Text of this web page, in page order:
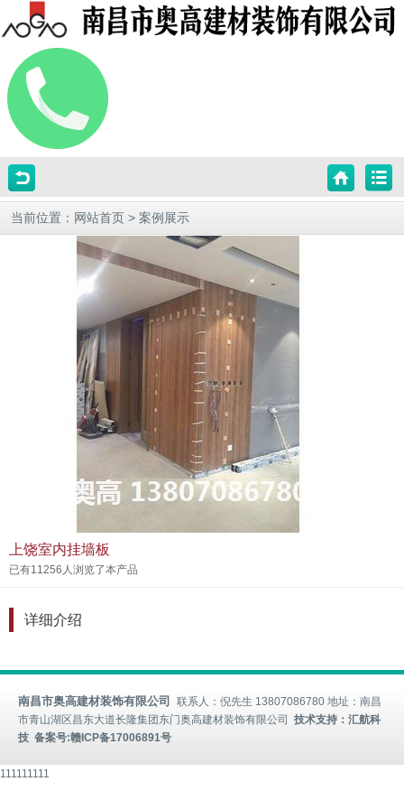
当前位置： 网站首页 > 案例展示
上饶室内挂墙板
已有11256人浏览了本产品
详细介绍
南昌市奥高建材装饰有限公司
联系人：倪先生 13807086780 地址：南昌
市青山湖区昌东大道长隆集团东门奥高建材装饰有限公司 技术支持：汇航科
技 备案号:赣ICP备17006891号
111111111